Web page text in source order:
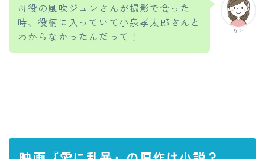
りと
母役の風吹ジュンさんが撮影で会った
時、役柄に入っていて小泉孝太郎さんと
わからなかったんだって！